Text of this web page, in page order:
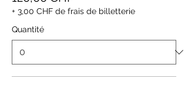
+ 3,00 CHF de frais de billetterie
Quantité